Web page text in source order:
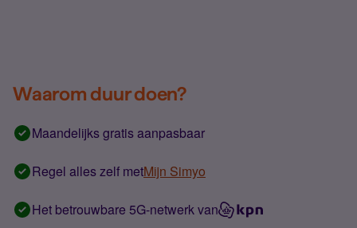
Waarom duur doen?
Maandelijks gratis aanpasbaar
Regel alles zelf metMijn Simyo
Het betrouwbare 5G-netwerk van